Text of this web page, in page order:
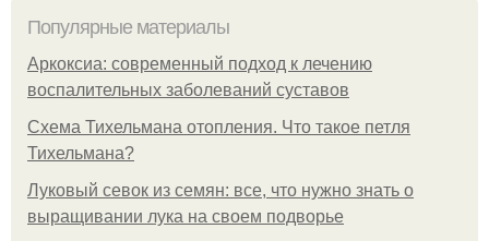
Популярные материалы
Аркоксиа: современный подход к лечению
воспалительных заболеваний суставов
Схема Тихельмана отопления. Что такое петля
Тихельмана?
Луковый севок из семян: все, что нужно знать о
выращивании лука на своем подворье